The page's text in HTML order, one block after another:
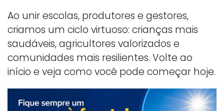
Ao unir escolas, produtores e gestores,
criamos um ciclo virtuoso: crianças mais
saudáveis, agricultores valorizados e
comunidades mais resilientes. Volte ao
início e veja como você pode começar hoje.